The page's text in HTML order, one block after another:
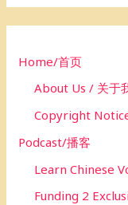
rHome/首页
About Us / 关于
Copyright
Podcast/播客
Learn Chinese
Funding 2